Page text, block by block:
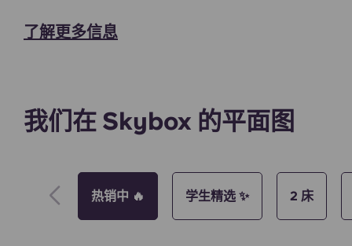
外观
了解更多信息
我们在 Skybox 的平面图
热销中 🔥 学生精选 ✨ 2 床